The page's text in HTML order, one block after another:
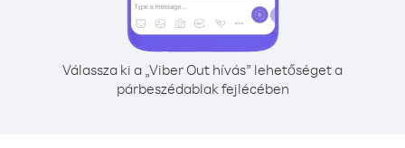
Válassza ki a „Viber Out hívás” lehetőséget a
párbeszédablak fejlécében